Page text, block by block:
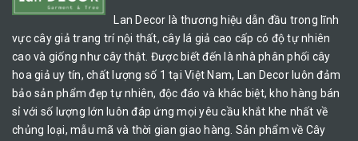
Lan Decor là thương hiệu dẫn đầu trong lĩnh
vực cây giả trang trí nội thất, cây lá giả cao cấp có độ tự nhiên
cao và giống như cây thật. Được biết đến là nhà phân phối cây
hoa giả uy tín, chất lượng số 1 tại Việt Nam, Lan Decor luôn đảm
bảo sản phẩm đẹp tự nhiên, độc đáo và khác biệt, kho hàng bán
sỉ với số lượng lớn luôn đáp ứng mọi yêu cầu khắt khe nhất về
chủng loại, mẫu mã và thời gian giao hàng. Sản phẩm về Cây